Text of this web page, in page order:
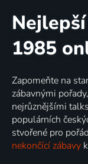
1985
Zapomeňte na
zábavnými
nejrůznějšími
populárních
stvořené pro
nekončící zábavy